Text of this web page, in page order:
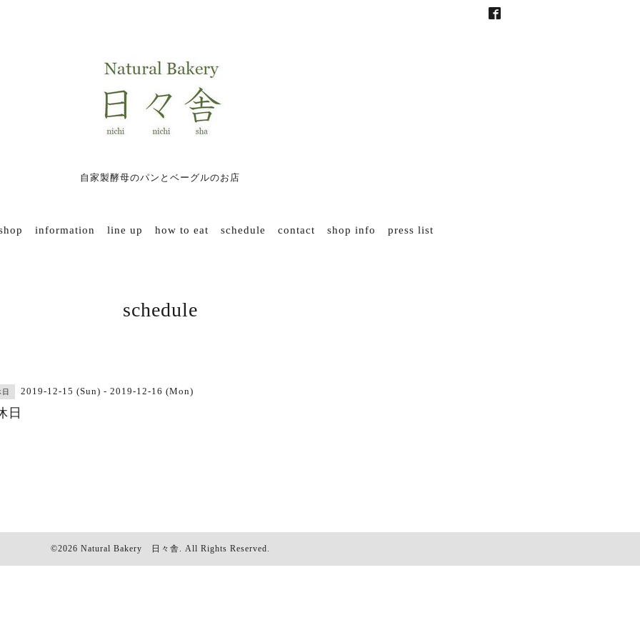
自家製酵母のパンとベーグルのお店
information line up how to eat schedule contact shop info press list
schedule
2019-12-15 (Sun) - 2019-12-16 (Mon)
日
©2026 Natural Bakery 日々舎 . All Rights Reserved.